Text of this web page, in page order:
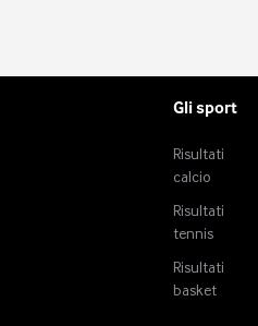
Gli sport
Risultati
calcio
Risultati
tennis
Risultati
basket